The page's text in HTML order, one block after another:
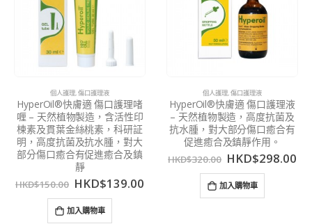
個人護理,傷口護理液
HyperOil®快膚適 傷口護理啫
喱 – 天然植物製造，含活性印
楝素及貫葉金絲桃素，科研証
明，高度抗菌及抗水腫，對大
部分傷口癒合有促進癒合及鎮
靜
HKD$150.00 HKD$139.00
加入購物車
個人護理,傷口護理液
HyperOil®快膚適 傷口護理液
– 天然植物製造，高度抗菌及
抗水腫，對大部分傷口癒合有
促進癒合及鎮靜作用。
HKD$320.00 HKD$298.00
加入購物車